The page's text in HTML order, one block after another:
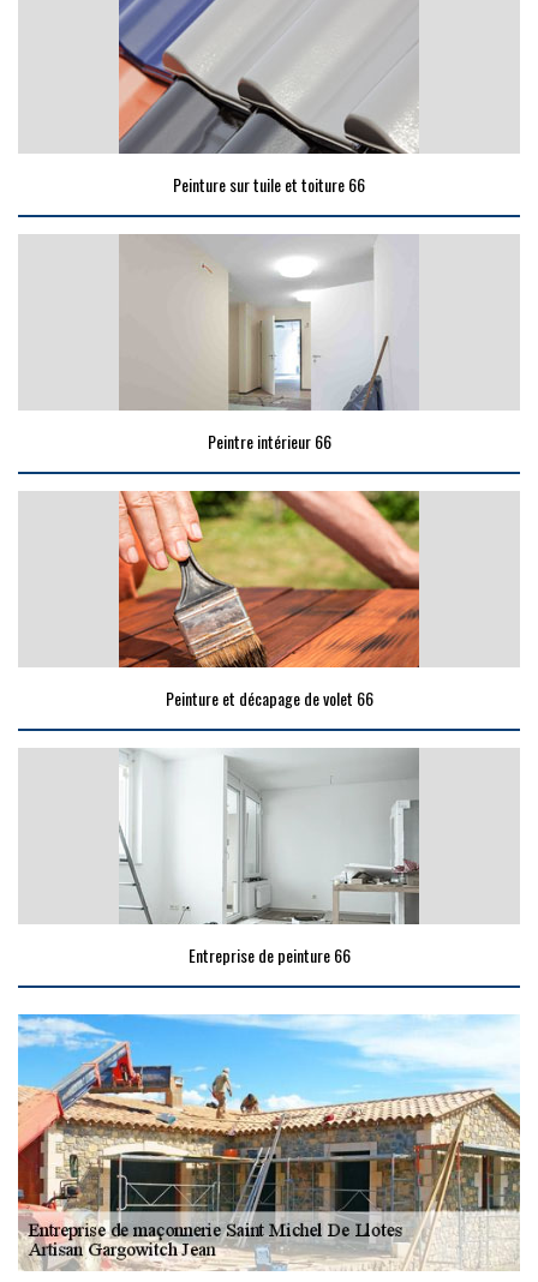
Peinture sur tuile et toiture 66
Peintre intérieur 66
Peinture et décapage de volet 66
Entreprise de peinture 66